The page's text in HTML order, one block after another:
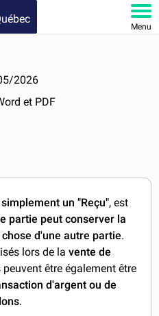
Menu
2026
et PDF
un "Reçu", est
partie peut conserver la
d'une autre partie.
lors de lavente de
peuvent être également être
d'argent ou de
.